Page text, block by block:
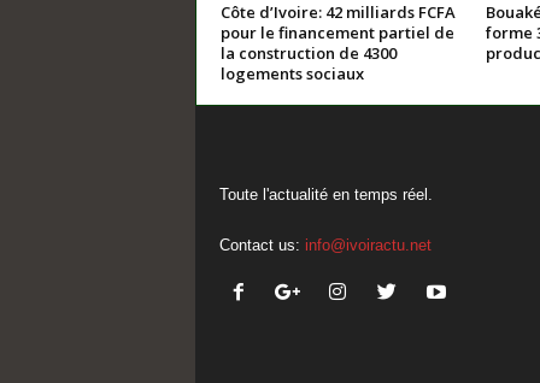
Côte d’Ivoire: 42 milliards FCFA
pour le financement partiel de
la construction de 4300
logements sociaux
forme
Toute l'actualité en temps réel.
Contact us: info@ivoiractu.net